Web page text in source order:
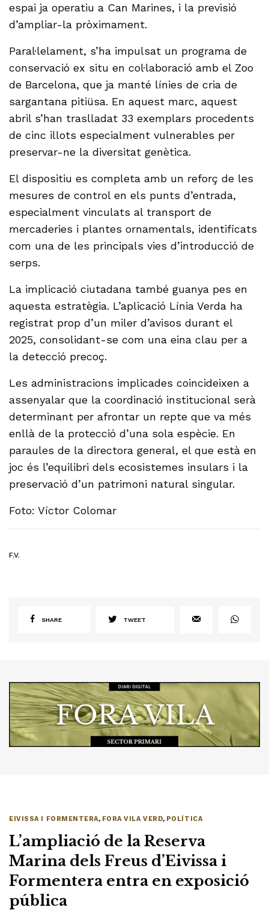
espai ja operatiu a Can Marines, i la previsió
d’ampliar-la pròximament.
Paral·lelament, s’ha impulsat un programa de
conservació ex situ en col·laboració amb el Zoo
de Barcelona, que ja manté línies de cria de
sargantana pitiüsa. En aquest marc, aquest
abril s’han traslladat 33 exemplars procedents
de cinc illots especialment vulnerables per
preservar-ne la diversitat genètica.
El dispositiu es completa amb un reforç de les
mesures de control en els punts d’entrada,
especialment vinculats al transport de
mercaderies i plantes ornamentals, identificats
com una de les principals vies d’introducció de
serps.
La implicació ciutadana també guanya pes en
aquesta estratègia. L’aplicació Línia Verda ha
registrat prop d’un miler d’avisos durant el
2025, consolidant-se com una eina clau per a
la detecció precoç.
Les administracions implicades coincideixen a
assenyalar que la coordinació institucional serà
determinant per afrontar un repte que va més
enllà de la protecció d’una sola espècie. En
paraules de la directora general, el que està en
joc és l’equilibri dels ecosistemes insulars i la
preservació d’un patrimoni natural singular.
Foto: Víctor Colomar
F.V.
SHARE TWEET
EIVISSA I FORMENTERA, FORA VILA VERD, POLÍTICA
L’ampliació de la Reserva
Marina dels Freus d’Eivissa i
Formentera entra en exposició
pública